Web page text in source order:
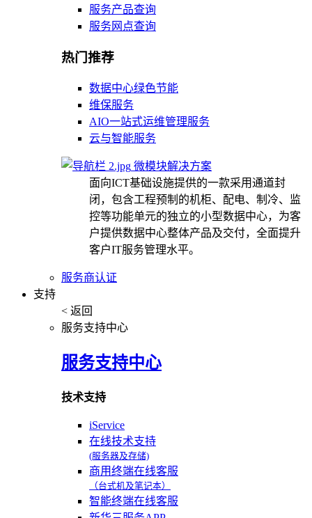
服务产品查询
服务网点查询
热门推荐
数据中心绿色节能
维保服务
AIO一站式运维管理服务
云与智能服务
微模块解决方案
面向ICT基础设施提供的一款采用通道封
闭，包含工程预制的机柜、配电、制冷、监
控等功能单元的独立的小型数据中心，为客
户提供数据中心整体产品及交付，全面提升
客户IT服务管理水平。
服务商认证
支持
< 返回
服务支持中心
服务支持中心
技术支持
iService
在线技术支持
(服务器及存储)
商用终端在线客服
（台式机及笔记本）
智能终端在线客服